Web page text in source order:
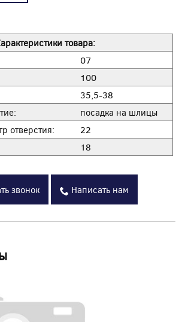
товара:
07
100
35,5-38
посадка на шлицы
отверстия:
22
18
звонок Написать нам